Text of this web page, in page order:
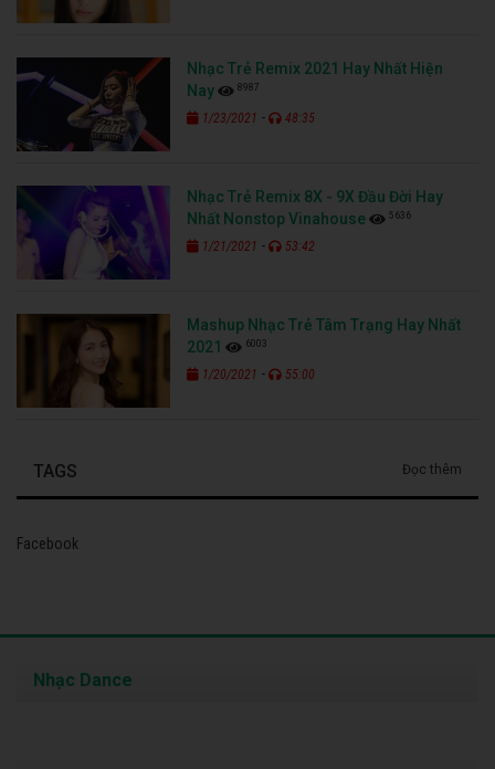
Nhạc Trẻ Remix 2021 Hay Nhất Hiện
Nay
8987
1/23/2021 - 48:35
Nhạc Trẻ Remix 8X - 9X Đầu Đời Hay
Nhất Nonstop Vinahouse
5636
1/21/2021 - 53:42
Mashup Nhạc Trẻ Tâm Trạng Hay Nhất
2021
6003
1/20/2021 - 55:00
TAGS Đọc thêm
Facebook
Nhạc Dance